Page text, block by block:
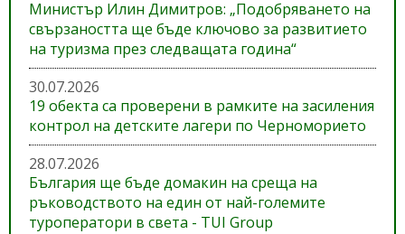
Министър Илин Димитров: „Подобряването на
свързаността ще бъде ключово за развитието
на туризма през следващата година“
30.07.2026
19 обекта са проверени в рамките на засиления
контрол на детските лагери по Черноморието
28.07.2026
България ще бъде домакин на среща на
ръководството на един от най-големите
туроператори в света - TUI Group